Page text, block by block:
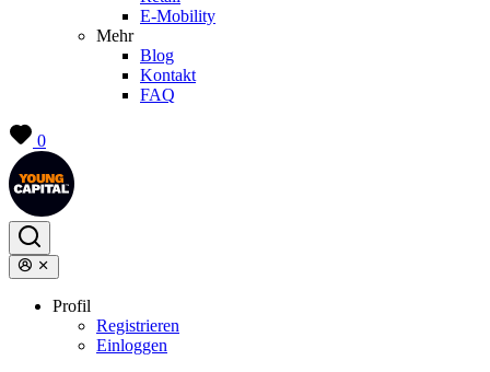
E-Mobility
Mehr
Blog
Kontakt
FAQ
0
Profil
Registrieren
Einloggen